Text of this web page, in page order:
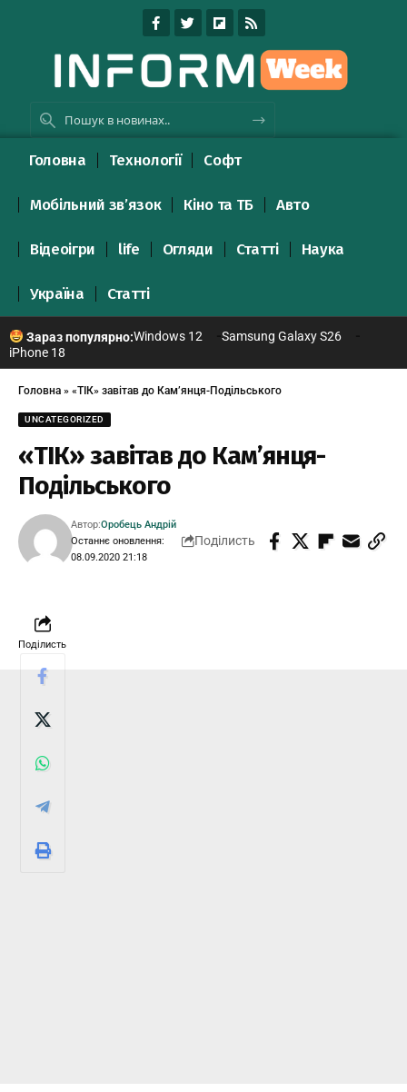
Головна Технології Софт
Мобільний зв’язок Кіно та ТБ Авто
Відеоігри life Огляди Статті Наука
Україна Статті
Зараз популярно:Windows 12
Samsung Galaxy S26
iPhone 18
Головна » «ТІК» завітав до Кам’янця-Подільського
UNCATEGORIZED
«ТІК» завітав до Кам’янця-
Подільського
Останнє оновлення:
08.09.2020 21:18
Автор:Оробець Андрій
Поділисть
Поділисть